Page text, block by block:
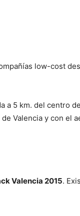
low-cost
a 5 km. del centro
Valencia y con el
Valencia 2015.